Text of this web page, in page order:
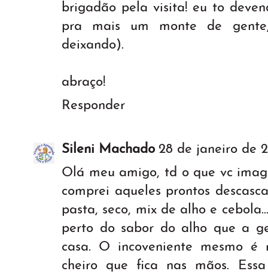
brigadão pela visita! eu to
pra mais um monte de
deixando).
abraço!
Responder
Sileni Machado 28 de janeiro de
Olá meu amigo, td o que vc
comprei aqueles prontos
pasta, seco, mix de alho e
perto do sabor do alho que a
casa. O incoveniente mesmo
cheiro que fica nas mãos.